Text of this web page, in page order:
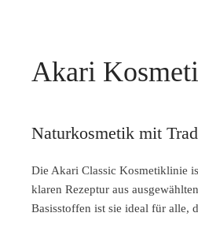
Akari
Naturkosmetik mit
Die Akari Classic Kosmetiklinie
klaren Rezeptur aus
Basisstoffen ist sie ideal für alle,